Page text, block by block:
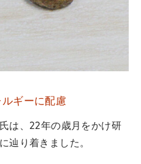
ギーに配慮
は、22年の歳月をかけ研
辿り着きました。